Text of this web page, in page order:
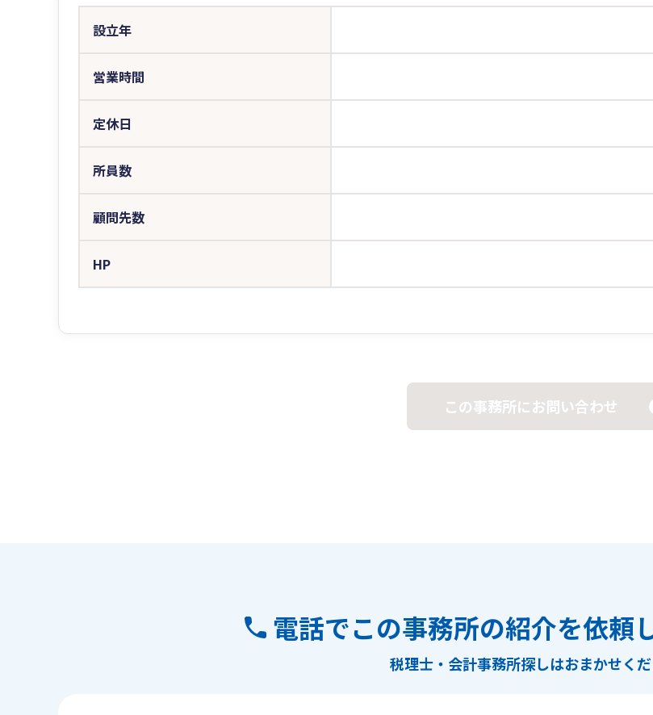
設立年
営業時間
定休日
所員数
顧問先数
HP
この事務所にお問い合わせ
電話でこの事務所の紹介を依頼
税理士・会計事務所探しはおまかせくだ